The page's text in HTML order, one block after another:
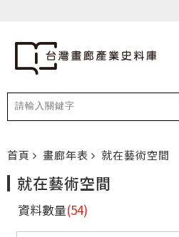
首頁 畫廊年表 就在藝術空間
就在藝術空間
資料數量(54)